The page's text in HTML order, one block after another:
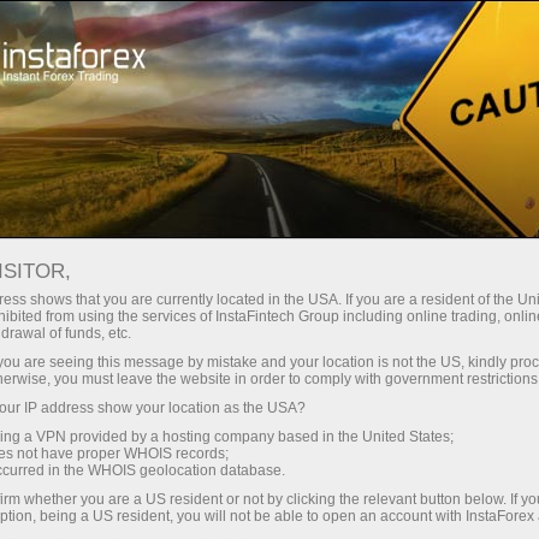
Con InstaForex obtiene acceso a
competitivas: apalancamiento de
hasta 1:5000, unos de los mejores
spreads y comisiones del
mercado, así como condiciones
atractivas para operar con
acciones e índices.
Spreads mínimos
Bono del 30%
en cada depósito
Velocidad
en el trading y en la pista
shows that you are currently located in the USA. If you are a resident of the
from using the services of InstaFintech Group including online trading,
of funds, etc.
are seeing this message by mistake and your location is not the US, kindly
you must leave the website in order to comply with government
IP address show your location as the USA?
a VPN provided by a hosting company based in the United States;
not have proper WHOIS records;
in the WHOIS geolocation database.
whether you are a US resident or not by clicking the relevant button below. If
being a US resident, you will not be able to open an account with InstaForex